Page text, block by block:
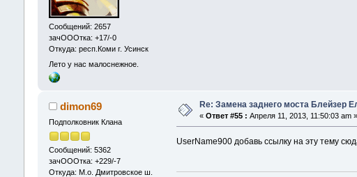
Сообщений: 2657
зачОООтка: +17/-0
Откуда: респ.Коми г. Усинск
Лето у нас малоснежное.
dimon69
Подполковник Клана
Сообщений: 5362
зачОООтка: +229/-7
Откуда: М.о. Дмитровское ш.
Re: Замена заднего моста Блейзер
« Ответ #55 : Апреля 11, 2013, 11:50:03 am »
UserName900 добавь ссылку на эту тему